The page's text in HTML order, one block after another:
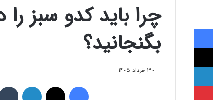
چرا باید کدو سبز
بگنجانید؟
30 خرداد 1405
ایکس